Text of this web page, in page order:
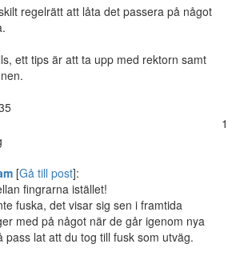
regelrätt att låta det passera på något
ett tips är att ta upp med rektorn samt
1
[Gå till post]:
fingrarna istället!
fuska, det visar sig sen i framtida
med på något när de går igenom nya
lat att du tog till fusk som utväg.